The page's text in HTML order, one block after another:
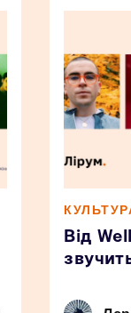
Від